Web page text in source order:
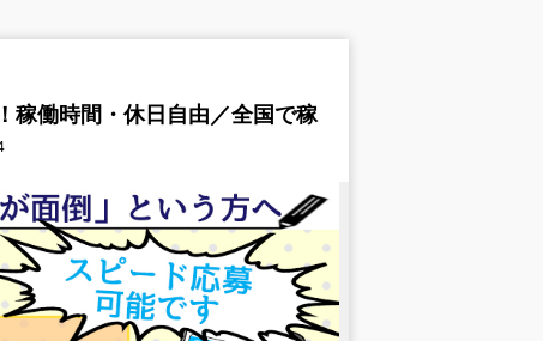
稼働時間・休日自由／全国で稼